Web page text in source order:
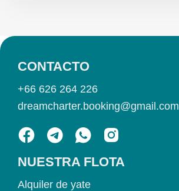
NUESTRA FLOTA
Alquiler de yate
CONTACTO
+66 626 264 226
dreamcharter.booking@gmail.com